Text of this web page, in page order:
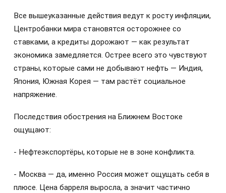
Все вышеуказанные действия ведут к росту инфляции,
Центробанки мира становятся осторожнее со
ставками, а кредиты дорожают — как результат
экономика замедляется. Острее всего это чувствуют
страны, которые сами не добывают нефть — Индия,
Япония, Южная Корея — там растёт социальное
напряжение.
Последствия обострения на Ближнем Востоке
ощущают:
- Нефтеэкспортёры, которые не в зоне конфликта.
- Москва — да, именно Россия может ощущать себя в
плюсе. Цена барреля выросла, а значит частично